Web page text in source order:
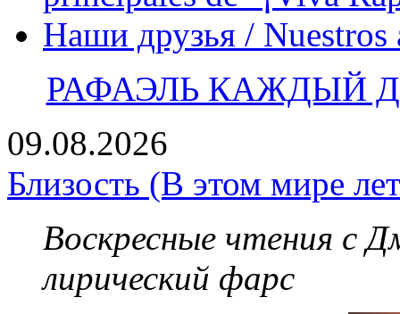
Наши друзья / Nuestros
РАФАЭЛЬ КАЖДЫЙ
09.08.2026
Близость (В этом мире
Воскресные чтения с
лирический фарс